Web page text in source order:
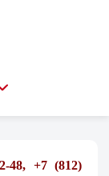
48, +7 (812)